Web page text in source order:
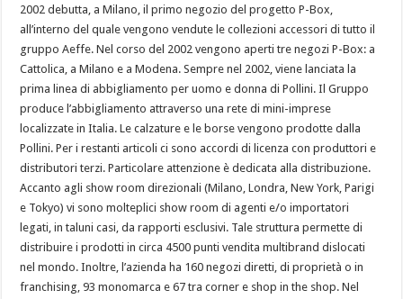
2002 debutta, a Milano, il primo negozio del progetto P-Box,
all’interno del quale vengono vendute le collezioni accessori di tutto il
gruppo Aeffe. Nel corso del 2002 vengono aperti tre negozi P-Box: a
Cattolica, a Milano e a Modena. Sempre nel 2002, viene lanciata la
prima linea di abbigliamento per uomo e donna di Pollini. Il Gruppo
produce l’abbigliamento attraverso una rete di mini-imprese
localizzate in Italia. Le calzature e le borse vengono prodotte dalla
Pollini. Per i restanti articoli ci sono accordi di licenza con produttori e
distributori terzi. Particolare attenzione è dedicata alla distribuzione.
Accanto agli show room direzionali (Milano, Londra, New York, Parigi
e Tokyo) vi sono molteplici show room di agenti e/o importatori
legati, in taluni casi, da rapporti esclusivi. Tale struttura permette di
distribuire i prodotti in circa 4500 punti vendita multibrand dislocati
nel mondo. Inoltre, l’azienda ha 160 negozi diretti, di proprietà o in
franchising, 93 monomarca e 67 tra corner e shop in the shop. Nel